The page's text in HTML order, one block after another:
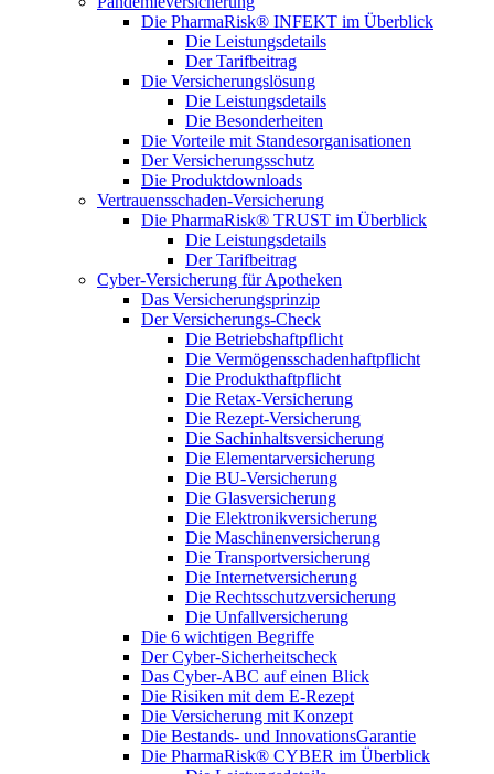
Die PharmaRisk® INFEKT im Überblick
Die Leistungsdetails
Der Tarifbeitrag
Die Versicherungslösung
Die Leistungsdetails
Die Besonderheiten
Die Vorteile mit Standesorganisationen
Der Versicherungsschutz
Die Produktdownloads
Vertrauensschaden-Versicherung
Die PharmaRisk® TRUST im Überblick
Die Leistungsdetails
Der Tarifbeitrag
Cyber-Versicherung für Apotheken
Das Versicherungsprinzip
Der Versicherungs-Check
Die Betriebshaftpflicht
Die Vermögensschadenhaftpflicht
Die Produkthaftpflicht
Die Retax-Versicherung
Die Rezept-Versicherung
Die Sachinhaltsversicherung
Die Elementarversicherung
Die BU-Versicherung
Die Glasversicherung
Die Elektronikversicherung
Die Maschinenversicherung
Die Transportversicherung
Die Internetversicherung
Die Rechtsschutzversicherung
Die Unfallversicherung
Die 6 wichtigen Begriffe
Der Cyber-Sicher­heits­check
Das Cyber-ABC auf einen Blick
Die Risiken mit dem E-Rezept
Die Versicherung mit Konzept
Die Bestands- und InnovationsGarantie
Die PharmaRisk® CYBER im Überblick